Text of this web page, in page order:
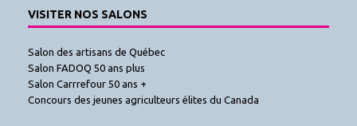
VISITER NOS SALONS
Salon des artisans de Québec
Salon FADOQ 50 ans plus
Salon Carrrefour 50 ans +
Concours des jeunes agriculteurs élites du Canada